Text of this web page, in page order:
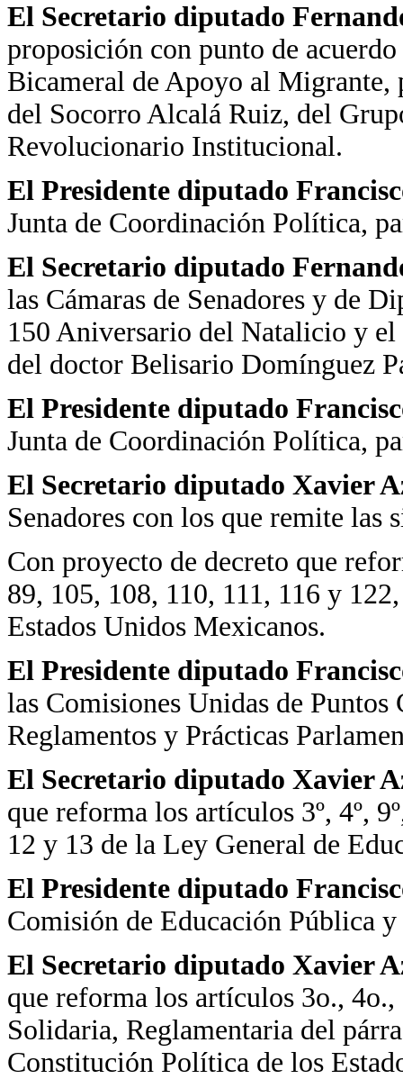
El Secretario diputado
proposición con punto de
Bicameral de Apoyo al Migrante,
del Socorro Alcalá Ruiz, del
Revolucionario Institucional.
El Presidente diputado
Junta de Coordinación Política,
El Secretario diputado
las Cámaras de Senadores y de
150 Aniversario del Natalicio y
del doctor Belisario Domínguez
El Presidente diputado
Junta de Coordinación Política,
El Secretario diputado Xavier
Senadores con los que remite las
Con proyecto de decreto que
89, 105, 108, 110, 111, 116 y
Estados Unidos Mexicanos.
El Presidente diputado
las Comisiones Unidas de
Reglamentos y Prácticas
El Secretario diputado Xavier
que reforma los artículos 3º, 4º,
12 y 13 de la Ley General de
El Presidente diputado
Comisión de Educación Pública
El Secretario diputado Xavier
que reforma los artículos 3o.,
Solidaria, Reglamentaria del
Constitución Política de los